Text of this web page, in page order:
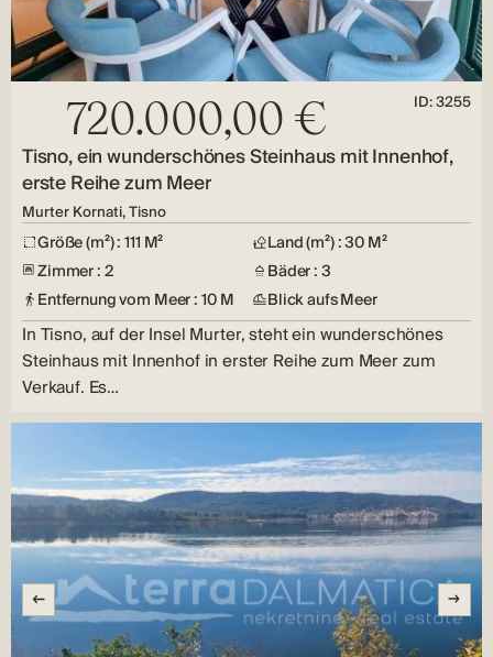
720.000,00 € ID: 3255
Tisno, ein wunderschönes Steinhaus mit Innenhof,
erste Reihe zum Meer
Murter Kornati, Tisno
Größe (m²) : 111 M²
Land (m²) : 30 M²
Zimmer : 2
Bäder : 3
Entfernung vom Meer : 10 M
Blick aufs Meer
In Tisno, auf der Insel Murter, steht ein wunderschönes
Steinhaus mit Innenhof in erster Reihe zum Meer zum
Verkauf. Es…